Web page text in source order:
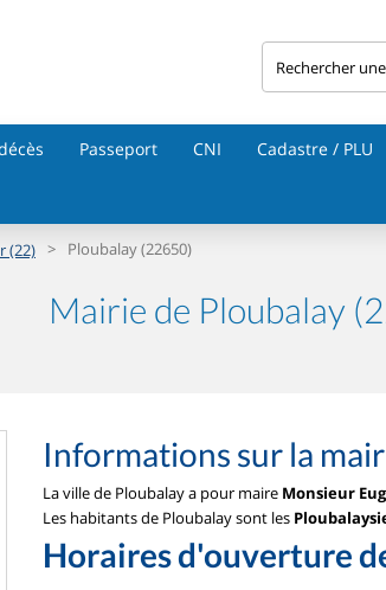
Passeport CNI Cadastre / PLU
(22) > Ploubalay (22650)
Mairie de Ploubalay
Informations sur la
La ville de Ploubalay a pour maire Monsieur
Les habitants de Ploubalay sont les
Horaires d'ouverture